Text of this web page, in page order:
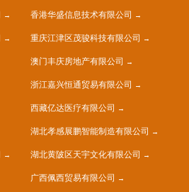
香港华盛信息技术有限公司
重庆江津区茂骏科技有限公司
澳门丰庆房地产有限公司
浙江嘉兴恒通贸易有限公司
西藏亿达医疗有限公司
湖北孝感展鹏智能制造有限公司
湖北黄陂区天宇文化有限公司
广西佩西贸易有限公司